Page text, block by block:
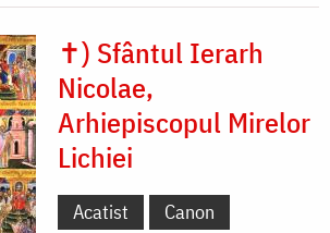
✝) Sfântul Ierarh
Nicolae,
Arhiepiscopul Mirelor
Lichiei
Acatist
Canon